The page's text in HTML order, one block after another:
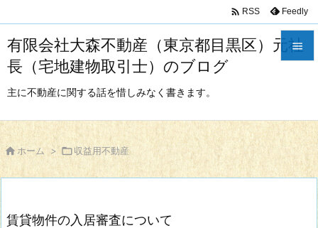
有限会社大森不動産（東京都目黒区）元社
長（宅地建物取引士）のブログ
主に不動産に関する話を惜しみなく書きます。

サイド

前へ
 RSS Feedly
 ホーム > 収益用不動産
賃貸物件の入居審査について